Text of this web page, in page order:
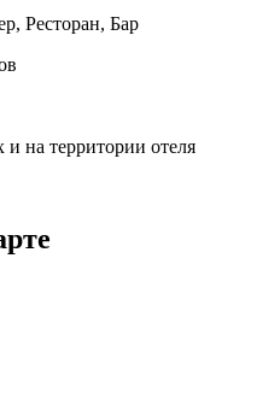
Ресторан, Бар
на территории отеля